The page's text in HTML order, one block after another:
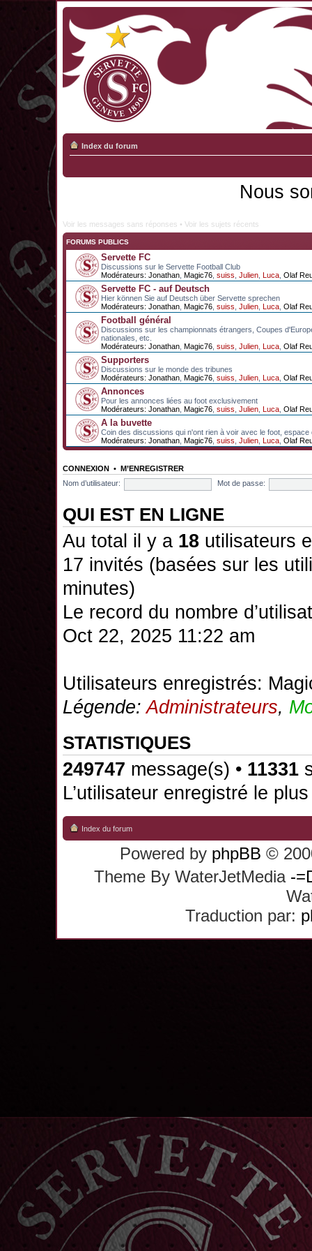
Index du forum
Nous
Voir les messages sans réponses • Voir les sujets récents
FORUMS PUBLICS
Servette FC
Discussions sur le Servette Football Club
Modérateurs: Jonathan Magic76 suiss Julien Luca Olaf
Servette FC - auf Deutsch
Hier können Sie auf Deutsch über Servette sprechen
Modérateurs: Jonathan Magic76 suiss Julien Luca Olaf
Football général
Discussions sur les championnats étrangers, Coupes
nationales, etc.
Modérateurs: Jonathan Magic76 suiss Julien Luca Olaf
Supporters
Discussions sur le monde des tribunes
Modérateurs: Jonathan Magic76 suiss Julien Luca Olaf
Annonces
Pour les annonces liées au foot exclusivement
Modérateurs: Jonathan Magic76 suiss Julien Luca Olaf
A la buvette
Coin des discussions qui n'ont rien à voir avec le foot, espace
Modérateurs: Jonathan Magic76 suiss Julien Luca Olaf
CONNEXION • M’ENREGISTRER
Nom d’utilisateur:
Mot de passe:
QUI EST EN LIGNE
Au total il y a 18 utilisateurs
17 invités (basées sur les
minutes)
Le record du nombre
Oct 22, 2025 11:22 am
Utilisateurs enregistrés:
Légende:Administrateurs,
STATISTIQUES
249747 message(s) • 11331
L’utilisateur enregistré le
Index du forum
Powered by phpBB ©
Theme By WaterJetMedia -
Traduction par: